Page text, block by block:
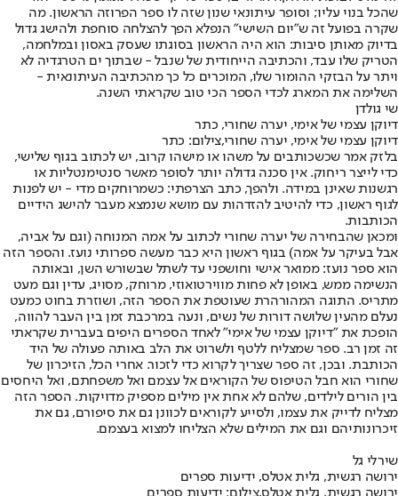
שהכל בנוי עליו; וסופר עיתונאי שנון שזה לו ספר הפרוזה הראשון. מה
שקרה בפועל זה ש"יום השישי" הנפלא הפך להצלחה סוחפת ולהישג גדול
בדיוק מאותן סיבות: הוא היה הראשון בסוגתו שעסק באסון ובמלחמה,
הטריק שלו עבד, והכתיבה הייחודית של שנבל - שבתוך ים הטרגדיה לא
ויתר על הבזקי ההומור שלו, המוכרים כל כך מהכתיבה העיתונאית -
השלימה את המארג לכדי הספר הכי טוב שקראתי השנה.
שי גולדן
דיוקן עצמי של אימי, יערה שחורי, כתר
דיוקן עצמי של אימי, יערה שחורי,צילום: כתר
בלזק אמר שכשכותבים על משהו או מישהו קרוב, יש לכתוב בגוף שלישי,
כדי לייצר ריחוק. אין סכנה גדולה יותר לסופר מאשר סנטימנטליות או
רגשנות שאינן במידה. ולהפך, כתב הצרפתי: כשמרוחקים מדי - יש לפנות
לגוף ראשון, כדי להיטיב להזדהות עם מושא שנמצא מעבר להישג הידיים
הכותבות.
ומכאן שהבחירה של יערה שחורי לכתוב על אמה המנוחה (וגם על אביה,
אבל בעיקר על אמה) בגוף ראשון היא כבר מעשה ספרותי נועז. והספר הזה
הוא ספר נועז: ממואר אישי וחושפני עד לשתל שבשורש השן, ובאותה
הנשימה ממש, באופן לא פחות מווירטואוזי, מרוחק, מסויג, עדין וגם מעט
מתריס. התוגה המהורהרת שעוטפת את הספר הזה, ושוזרת בחוט כמעט
נעלם מהעין שלושה דורות של נשים, ונעה במרכבת זמן בין העבר להווה,
הופכת את "דיוקן עצמי של אימי" לאחד הספרים היפים בעברית שקראתי
זה זמן רב. ספר שמצליח ללטף ולשרוט את הלב באותה פעולה של היד
הכותבת. ובכן, זה ספר שצריך לקרוא כדי לזכור. אחרי הכל, הזיכרון של
שחורי הוא חבל הטיפוס של הקוראים אל עצמם ואל משפחתם, ואל היחסים
בין הורים לילדים, שלהם לא אחת אין מילים מספיק מדויקות. הספר הזה
מצליח לדייק את עצמו, ולסייע לקוראים לכוונן גם את סיפורם, גם את
זיכרונותיהם וגם את המילים שלא הצליחו למצוא בעצמם.
שירלי גל
ירושה רגשית, גלית אטלס, ידיעות ספרים